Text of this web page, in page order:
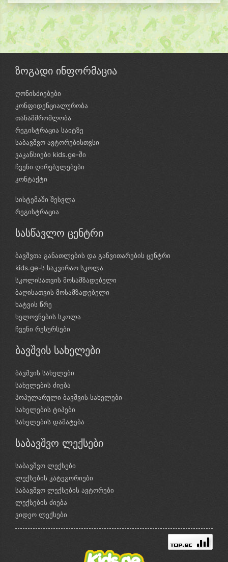
ზოგადი ინფორმაცია
ღონისძიებები
კონფიდენციალურობა
თანამშრომლობა
რეგისტრაცია საიტზე
საბავშვო ავტორებისთვსი
ვაკანსიები kids.ge-ში
ჩვენი ღირებულებები
კონტაქტი
სისტემაში შესვლა
რეგისტრაცია
სასწავლო ცენტრი
ბავშვთა განათლების და განვითარების ცენტრი
kids.ge-ს საკვირაო სკოლა
სკოლისათვის მოსამზადებელი
ბაღისათვის მოსამზადებელი
ხატვის წრე
ხელოვნების სკოლა
ჩვენი რესურსები
ბავშვის სახელები
ბავშვის სახელები
სახელების ძიება
პოპულარული ბავშვის სახელები
სახელების ტიპები
სახელების დამატება
საბავშვო ლექსები
საბავშვო ლექსები
ლექსების კატეგორიები
საბავშვო ლექსების ავტორები
ლექსების ძიება
ვიდეო ლექსები